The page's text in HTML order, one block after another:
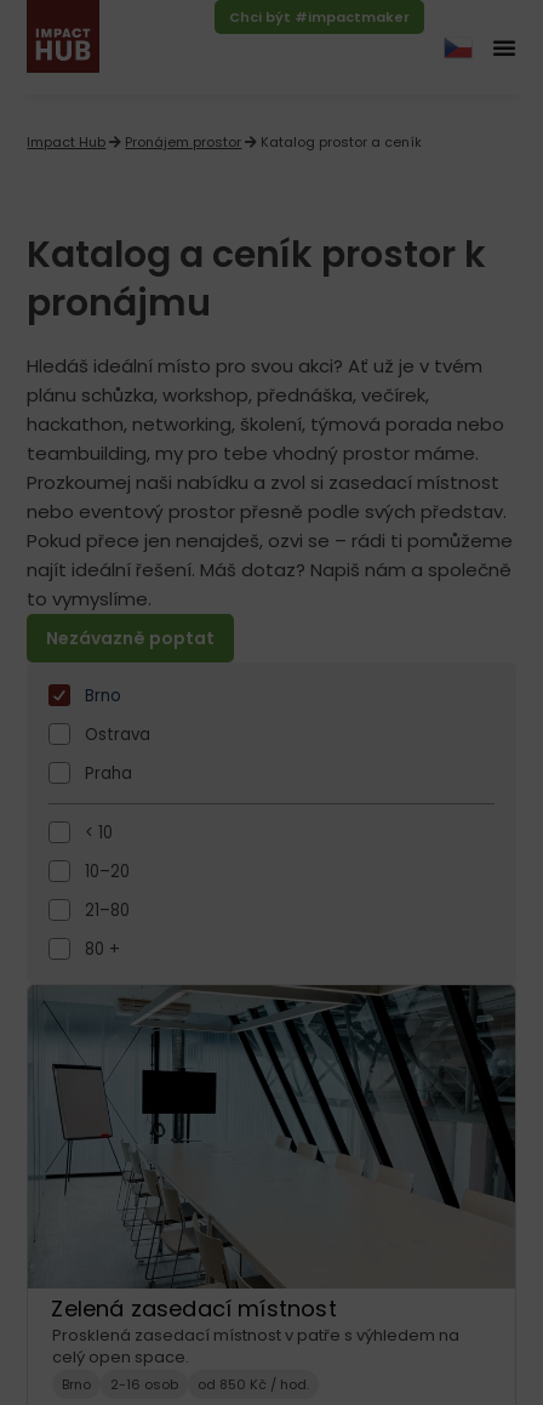
Chci být #impactmaker
Impact Hub Pronájem prostor Katalog prostor a ceník
Katalog a ceník prostor k
pronájmu​​
Hledáš ideální místo pro svou akci? Ať už je v tvém
plánu schůzka, workshop, přednáška, večírek,
hackathon, networking, školení, týmová porada nebo
teambuilding, my pro tebe vhodný prostor máme.
Prozkoumej naši nabídku a zvol si zasedací místnost
nebo eventový prostor přesně podle svých představ.
Pokud přece jen nenajdeš, ozvi se – rádi ti pomůžeme
najít ideální řešení. Máš dotaz? Napiš nám a společně
to vymyslíme.
Nezávazně poptat
Brno
Ostrava
Praha
< 10
10–20
21–80
80 +
Zelená zasedací místnost
Prosklená zasedací místnost v patře s výhledem na
celý open space.
Brno 2-16 osob od 850 Kč / hod.